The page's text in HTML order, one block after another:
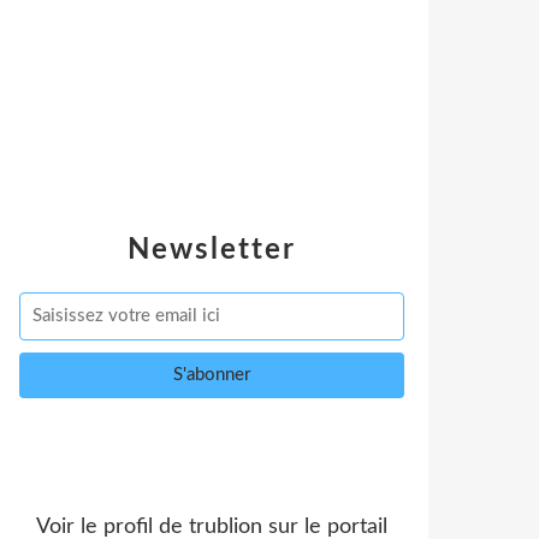
Newsletter
Voir le profil de trublion sur le portail